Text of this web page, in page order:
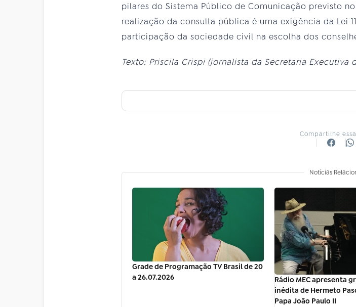
pilares do Sistema Público de Comunicação previsto
realização da consulta pública é uma exigência da Lei
participação da sociedade civil na escolha dos
Texto: Priscila Crispi (jornalista da Secretaria Executiva
Compartilhe
Notícias
Grade de Programação TV Brasil de 20
a 26.07.2026
Rádio MEC apresenta
inédita de Hermeto
Papa João Paulo II